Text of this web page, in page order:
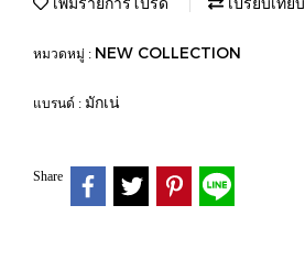
หมวดหมู่ : NEW COLLECTION
แบรนด์ : มักเน่
Share